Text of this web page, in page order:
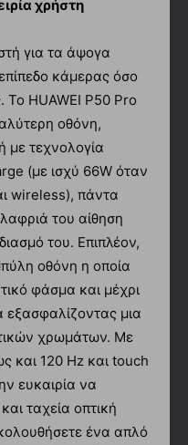
χρήστη
για τα άψογα
κάμερας όσο
Το HUAWEI P50 Pro
οθόνη,
με τεχνολογία
(με ισχύ 66W όταν
wireless), πάντα
του αίθηση
του. Επιπλέον,
οθόνη η οποία
φάσμα και μέχρι
εξασφαλίζοντας μια
χρωμάτων. Με
και 120 Hz και touch
ευκαιρία να
ταχεία οπτική
ένα απλό